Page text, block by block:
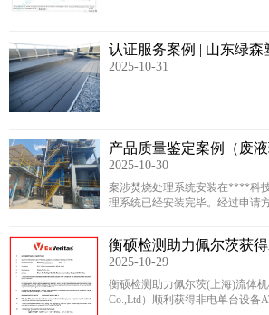
认证服务案例 | 山东绿
司木塑地板顺利拿下
2025-10-31
产品质量鉴定案例（废液
2025-10-30
案涉焚烧处理系统安装在****科
理系统已经安装完毕。经过申请
况、原料釜内径、锅炉出口温度
炉炉壁有盐结晶情况等。
衡硕检测助力佩尔茨获
2025-10-29
衡硕检测助力佩尔茨(上海)流体
Co.,Ltd）顺利获得非电单台设备